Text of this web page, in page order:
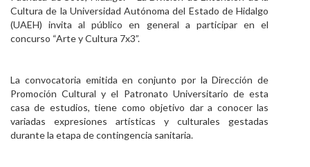
Alumni
Cultura de la Universidad Autónoma del Estado de Hidalgo
(UAEH) invita al público en general a participar en el
concurso “Arte y Cultura 7x3”.
La convocatoria emitida en conjunto por la Dirección de
Promoción Cultural y el Patronato Universitario de esta
casa de estudios, tiene como objetivo dar a conocer las
variadas expresiones artísticas y culturales gestadas
durante la etapa de contingencia sanitaria.